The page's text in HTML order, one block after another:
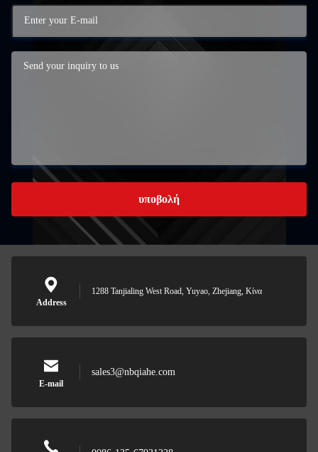
υποβολή
Address
1288 Tanjialing West Road, Yuyao, Zhejiang, Κίνα
E-mail
sales3@nbqiahe.com